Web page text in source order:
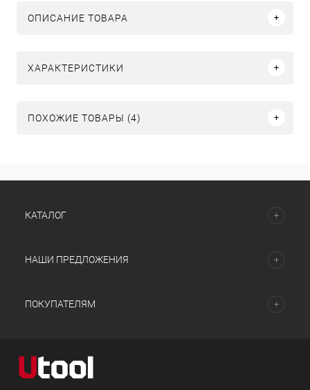
ОПИСАНИЕ ТОВАРА
ХАРАКТЕРИСТИКИ
ПОХОЖИЕ ТОВАРЫ (4)
КАТАЛОГ
НАШИ ПРЕДЛОЖЕНИЯ
ПОКУПАТЕЛЯМ